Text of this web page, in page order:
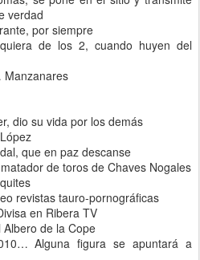
verdad
por siempre
de los 2, cuando huyen del
dio su vida por los demás
que en paz descanse
de toros de Chaves Nogales
revistas tauro-pornográficas
en Ribera TV
de la Cope
Alguna figura se apuntará a